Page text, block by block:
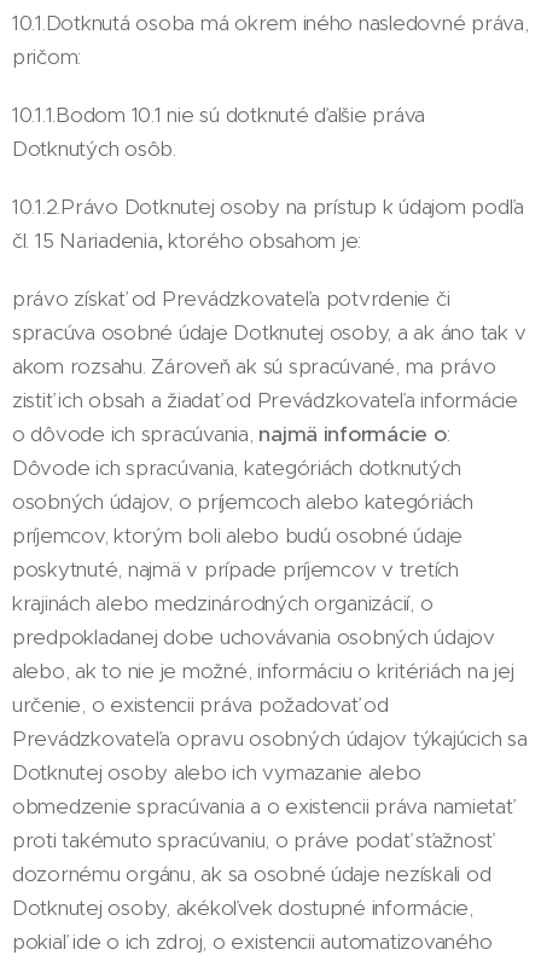
10.1.Dotknutá osoba má okrem iného nasledovné práva,
pričom:
10.1.1.Bodom 10.1 nie sú dotknuté ďalšie práva
Dotknutých osôb.
10.1.2.Právo Dotknutej osoby na prístup k údajom podľa
čl. 15 Nariadenia,ktorého obsahom je:
právo získať od Prevádzkovateľa potvrdenie či
spracúva osobné údaje Dotknutej osoby, a ak áno tak v
akom rozsahu. Zároveň ak sú spracúvané, ma právo
zistiť ich obsah a žiadať od Prevádzkovateľa informácie
o dôvode ich spracúvania, najmä informácie o:
Dôvode ich spracúvania, kategóriách dotknutých
osobných údajov, o príjemcoch alebo kategóriách
príjemcov, ktorým boli alebo budú osobné údaje
poskytnuté, najmä v prípade príjemcov v tretích
krajinách alebo medzinárodných organizácií, o
predpokladanej dobe uchovávania osobných údajov
alebo, ak to nie je možné, informáciu o kritériách na jej
určenie, o existencii práva požadovať od
Prevádzkovateľa opravu osobných údajov týkajúcich sa
Dotknutej osoby alebo ich vymazanie alebo
obmedzenie spracúvania a o existencii práva namietať
proti takémuto spracúvaniu, o práve podať sťažnosť
dozornému orgánu, ak sa osobné údaje nezískali od
Dotknutej osoby, akékoľvek dostupné informácie,
pokiaľ ide o ich zdroj, o existencii automatizovaného